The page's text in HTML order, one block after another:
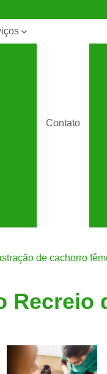
Contato
de cachorro
Recreio